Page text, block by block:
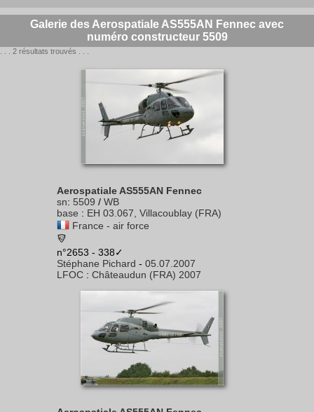
Galerie des Aerospatiale AS555AN Fennec avec
numéro constructeur 5509
. . . 2 résultats trouvés . . .
Aerospatiale AS555AN Fennec
sn: 5509 / WB
base : EH 03.067, Villacoublay (FRA)
France - air force
n°2653 - 338✓
Stéphane Pichard - 05.07.2007
LFOC : Châteaudun (FRA) 2007